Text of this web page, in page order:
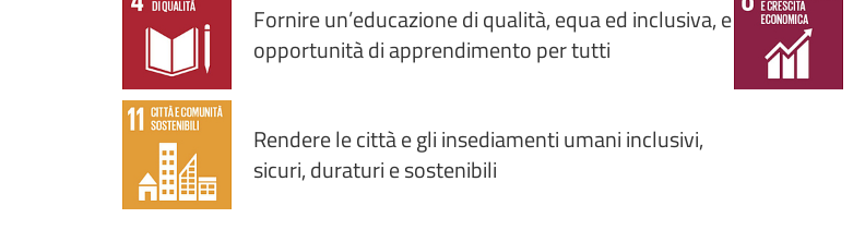
Fornire un’educazione di qualità, equa ed inclusiva, e
opportunità di apprendimento per tutti
Rendere le città e gli insediamenti umani inclusivi,
sicuri, duraturi e sostenibili